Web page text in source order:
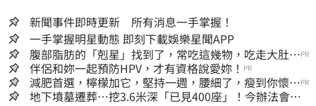
新聞事件即時更新 所有消息一手掌握！
一手掌握明星動態 即刻下載娛樂星聞APP
腹部脂肪的「剋星」找到了，常吃這幾物，吃走大肚
囊，瘦出小蠻腰
PR
伴侶和妳一起預防HPV，才有資格說愛妳！ PR
減肥首選，檸檬加它，堅持一週，腰細了，瘦到你懷疑
人生
PR
地下墳墓遷葬…挖3.6米深「已見400座」！今辦法會安